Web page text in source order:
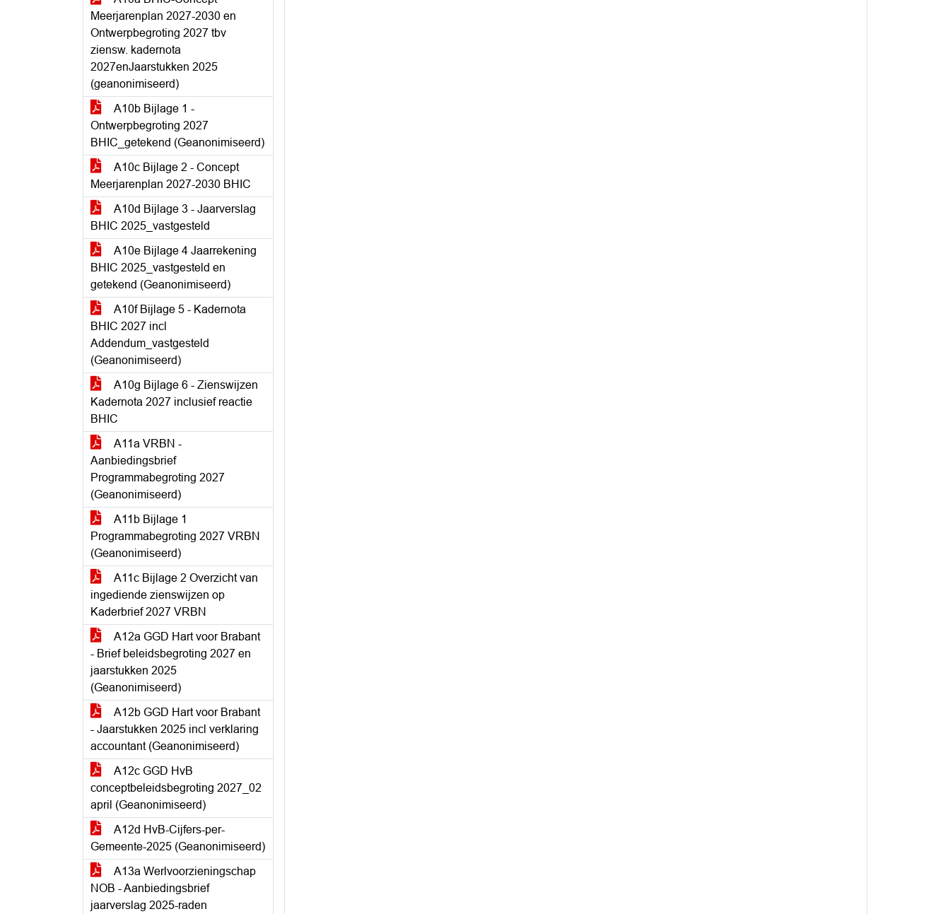
Meerjarenplan 2027-2030 en
Ontwerpbegroting 2027 tbv
ziensw. kadernota
2027enJaarstukken 2025
(geanonimiseerd)
A10b Bijlage 1 -
Ontwerpbegroting 2027
BHIC_getekend (Geanonimiseerd)
A10c Bijlage 2 - Concept
Meerjarenplan 2027-2030 BHIC
A10d Bijlage 3 - Jaarverslag
BHIC 2025_vastgesteld
A10e Bijlage 4 Jaarrekening
BHIC 2025_vastgesteld en
getekend (Geanonimiseerd)
A10f Bijlage 5 - Kadernota
BHIC 2027 incl
Addendum_vastgesteld
(Geanonimiseerd)
A10g Bijlage 6 - Zienswijzen
Kadernota 2027 inclusief reactie
BHIC
A11a VRBN -
Aanbiedingsbrief
Programmabegroting 2027
(Geanonimiseerd)
A11b Bijlage 1
Programmabegroting 2027 VRBN
(Geanonimiseerd)
A11c Bijlage 2 Overzicht van
ingediende zienswijzen op
Kaderbrief 2027 VRBN
A12a GGD Hart voor Brabant
- Brief beleidsbegroting 2027 en
jaarstukken 2025
(Geanonimiseerd)
A12b GGD Hart voor Brabant
- Jaarstukken 2025 incl verklaring
accountant (Geanonimiseerd)
A12c GGD HvB
conceptbeleidsbegroting 2027_02
april (Geanonimiseerd)
A12d HvB-Cijfers-per-
Gemeente-2025 (Geanonimiseerd)
A13a Werlvoorzieningschap
NOB - Aanbiedingsbrief
jaarverslag 2025-raden